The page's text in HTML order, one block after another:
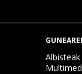
Albisteak